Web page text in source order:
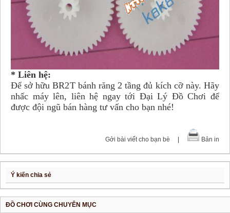
* Liên hệ:
Để sở hữu BR2T bánh răng 2 tầng đủ kích cỡ này. Hãy
nhấc máy lên, liên hệ ngay tới Đại Lý Đồ Chơi để
được đội ngũ bán hàng tư vấn cho bạn nhé!
Gởi bài viết cho bạn bè Bản in
Ý kiến chia sẻ
ĐỒ CHƠI CÙNG CHUYÊN MỤC